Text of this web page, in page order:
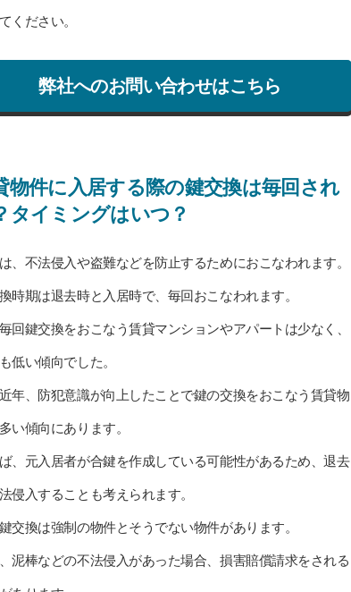
ください。
弊社へのお問い合わせはこちら
物件に入居する際の鍵交換は毎回され
タイミングはいつ？
、不法侵入や盗難などを防止するためにおこなわれます。
時期は退去時と入居時で、毎回おこなわれます。
回鍵交換をおこなう賃貸マンションやアパートは少なく、
低い傾向でした。
年、防犯意識が向上したことで鍵の交換をおこなう賃貸物
い傾向にあります。
、元入居者が合鍵を作成している可能性があるため、退去
侵入することも考えられます。
交換は強制の物件とそうでない物件があります。
泥棒などの不法侵入があった場合、損害賠償請求をされる